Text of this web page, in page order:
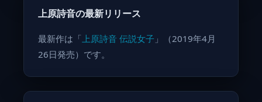
上原詩音の最新リリース
最新作は「上原詩音 伝説女子 」（2019年4月
26日発売）です。